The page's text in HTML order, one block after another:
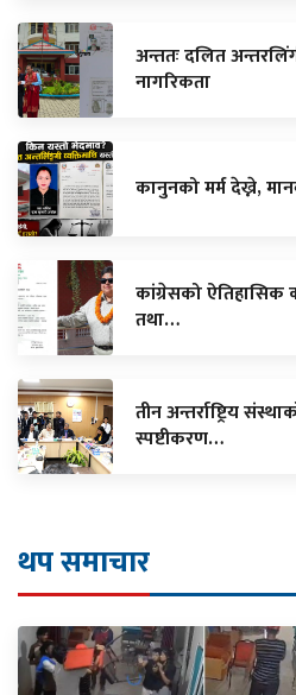
अन्ततः दलित
नागरिकता
कानुनको मर्म देख्ने,
कांग्रेसको
तथा…
तीन अन्तर्राष्ट्रिय
स्पष्टीकरण…
थप समाचार